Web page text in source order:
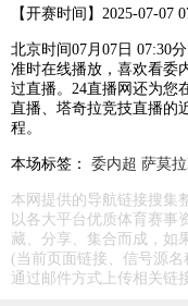
【开赛时间】 2025-07-07
北京时间07月07日 07:30
准时在线播放，喜欢看委
过直播。24直播网还为您
直播、塔奇拉竞技直播的
程。
本场标签： 委内超 萨莫
本网提供的导航链接搜集
以各大平台优质体育赛事
藏、分享、集合而成，如
(当前页面链接、信号源
通过邮件方式上传相关链